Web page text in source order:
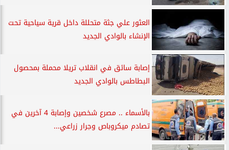
العثور علي جثة متحللة داخل قرية سياحية تحت
الإنشاء بالوادي الجديد
إصابة سائق في انقلاب تريلا محملة بمحصول
البطاطس بالوادي الجديد
بالأسماء .. مصرع شخصين وإصابة 4 آخرين في
تصادم ميكروباص وجرار زراعي...